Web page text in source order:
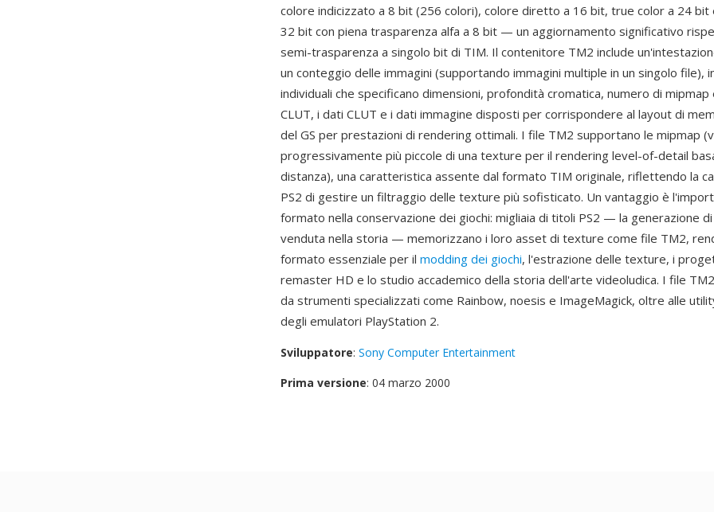
colore indicizzato a 8 bit (256 colori), colore diretto a 16 bit, true color a 24 bit
32 bit con piena trasparenza alfa a 8 bit — un aggiornamento significativo
semi-trasparenza a singolo bit di TIM. Il contenitore TM2 include
un conteggio delle immagini (supportando immagini multiple in un singolo file),
individuali che specificano dimensioni, profondità cromatica, numero di
CLUT, i dati CLUT e i dati immagine disposti per corrispondere al layout di
del GS per prestazioni di rendering ottimali. I file TM2 supportano le mipmap
progressivamente più piccole di una texture per il rendering level-of-detail
distanza), una caratteristica assente dal formato TIM originale, riflettendo la
PS2 di gestire un filtraggio delle texture più sofisticato. Un vantaggio è
formato nella conservazione dei giochi: migliaia di titoli PS2 — la generazione
venduta nella storia — memorizzano i loro asset di texture come file TM2,
formato essenziale per il modding dei giochi, l'estrazione delle texture, i
remaster HD e lo studio accademico della storia dell'arte videoludica. I file
da strumenti specializzati come Rainbow, noesis e ImageMagick, oltre alle
degli emulatori PlayStation 2.
Sviluppatore: Sony Computer Entertainment
Prima versione: 04 marzo 2000